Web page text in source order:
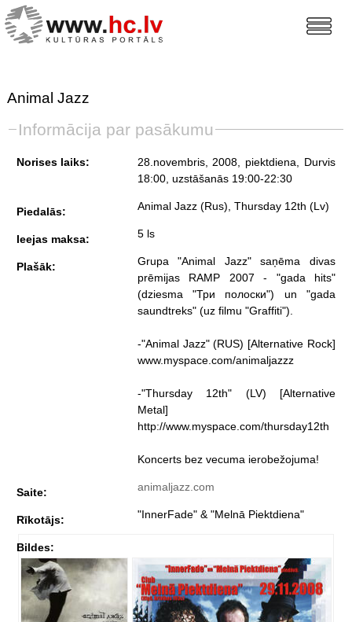
Animal Jazz
Informācija par pasākumu
Norises laiks: 28.novembris, 2008, piektdiena , Durvis
18:00, uzstāšanās 19:00-22:30
Piedalās: Animal Jazz (Rus), Thursday 12th (Lv)
Ieejas maksa: 5 ls
Plašāk:
Grupa "Animal Jazz" saņēma divas
prēmijas RAMP 2007 - "gada hits"
(dziesma "Три полоски") un "gada
saundtreks" (uz filmu "Graffiti").
-"Animal Jazz" (RUS) [Alternative Rock]
www.myspace.com/animaljazzz
-"Thursday 12th" (LV) [Alternative
Metal]
http://www.myspace.com/thursday12th
Koncerts bez vecuma ierobežojuma!
Saite: animaljazz.com
Rīkotājs: "InnerFade" & "Melnā Piektdiena"
Bildes: